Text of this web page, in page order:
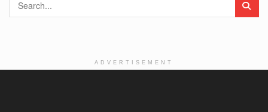
ADVERTISEMENT